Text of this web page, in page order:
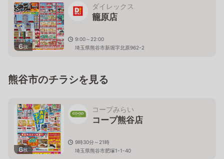
6枚
ダイレックス
籠原店
9:00～22:00
埼玉県熊谷市新堀字北原962-2
熊谷市のチラシを見る
6枚
コープみらい
コープ熊谷店
9時30分～21時
埼玉県熊谷市肥塚1-1-40